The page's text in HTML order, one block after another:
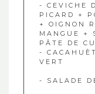
- CEVICHE
PICARD +
+ OIGNON
MANGUE +
PÂTE DE
-
VERT
- SALADE